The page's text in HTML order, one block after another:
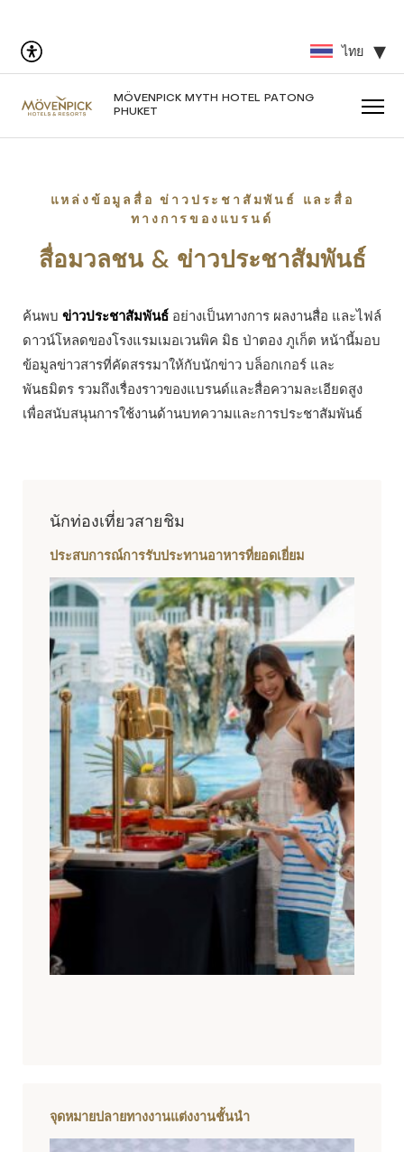
ไทย
MÖVENPICK MYTH HOTEL PATONG
PHUKET
สื่อมวลชน & ข่าวประชาสัมพันธ์
แหล่งข้อมูลสื่อ ข่าวประชาสัมพันธ์ และสื่อ
ทางการของแบรนด์
ค้นพบ ข่าวประชาสัมพันธ์ อย่างเป็นทางการ ผลงานสื่อ และไฟล์
ดาวน์โหลดของโรงแรมเมอเวนพิค มิธ ป่าตอง ภูเก็ต หน้านี้มอบ
ข้อมูลข่าวสารที่คัดสรรมาให้กับนักข่าว บล็อกเกอร์ และ
พันธมิตร รวมถึงเรื่องราวของแบรนด์และสื่อความละเอียดสูง
เพื่อสนับสนุนการใช้งานด้านบทความและการประชาสัมพันธ์
นักท่องเที่ยวสายชิม
ประสบการณ์การรับประทานอาหารที่ยอดเยี่ยม
จุดหมายปลายทางงานแต่งงานชั้นนำ